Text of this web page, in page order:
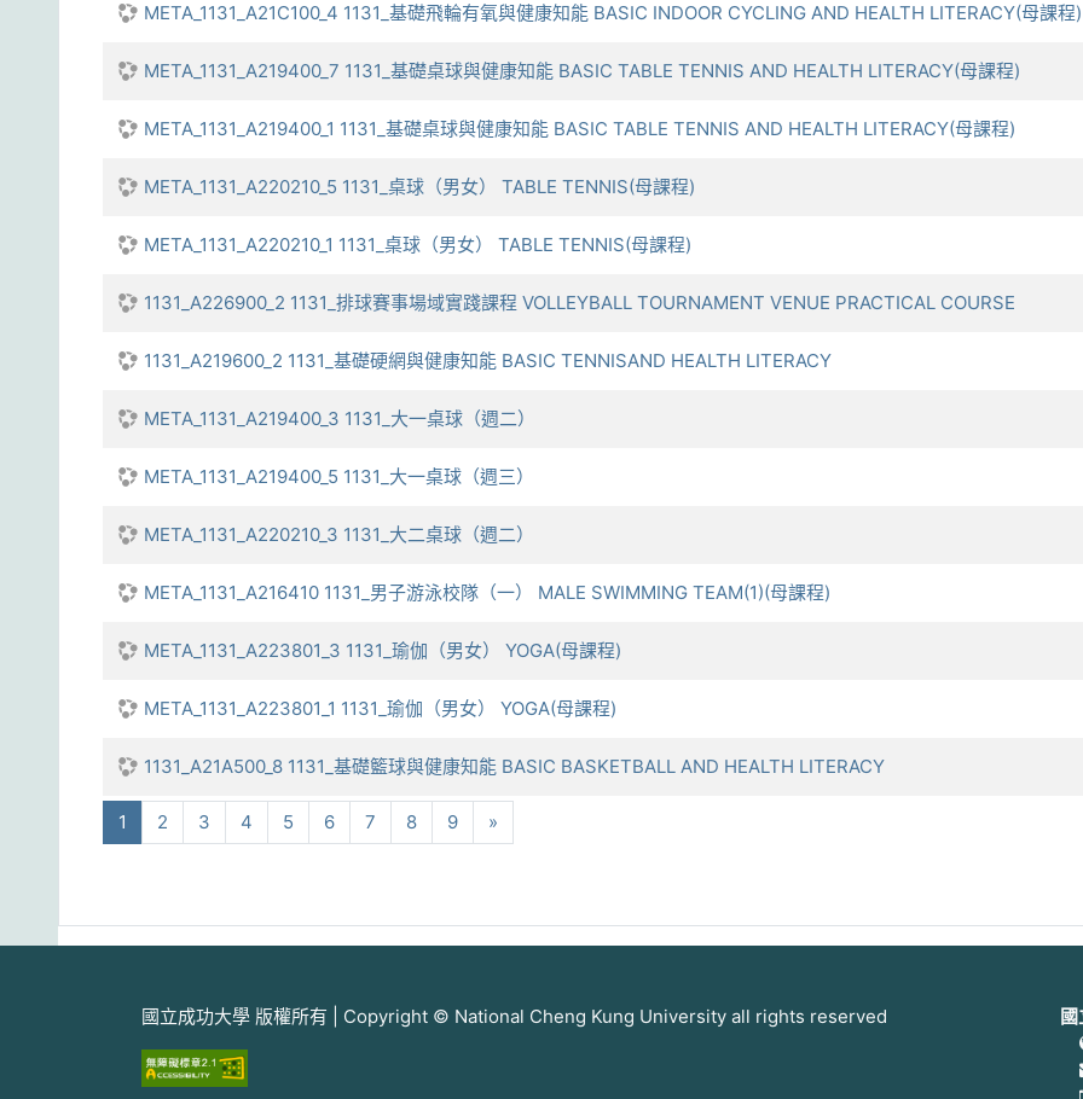
META_1131_A21C100_4 1131_基礎飛輪有氧與健康知能 BASIC INDOOR CYCLING AND HEALTH LITERACY(母課程)
META_1131_A219400_7 1131_基礎桌球與健康知能 BASIC TABLE TENNIS AND HEALTH LITERACY(母課程)
META_1131_A219400_1 1131_基礎桌球與健康知能 BASIC TABLE TENNIS AND HEALTH LITERACY(母課程)
META_1131_A220210_5 1131_桌球（男女） TABLE TENNIS(母課程)
META_1131_A220210_1 1131_桌球（男女） TABLE TENNIS(母課程)
1131_A226900_2 1131_排球賽事場域實踐課程 VOLLEYBALL TOURNAMENT VENUE PRACTICAL COURSE
1131_A219600_2 1131_基礎硬網與健康知能 BASIC TENNISAND HEALTH LITERACY
META_1131_A219400_3 1131_大一桌球（週二）
META_1131_A219400_5 1131_大一桌球（週三）
META_1131_A220210_3 1131_大二桌球（週二）
META_1131_A216410 1131_男子游泳校隊（一） MALE SWIMMING TEAM(1)(母課程)
META_1131_A223801_3 1131_瑜伽（男女） YOGA(母課程)
META_1131_A223801_1 1131_瑜伽（男女） YOGA(母課程)
1131_A21A500_8 1131_基礎籃球與健康知能 BASIC BASKETBALL AND HEALTH LITERACY
1 (current)
2 3 4 5 6 7 8 9 »
國立成功大學 版權所有 | Copyright © National Cheng Kung University all rights reserved